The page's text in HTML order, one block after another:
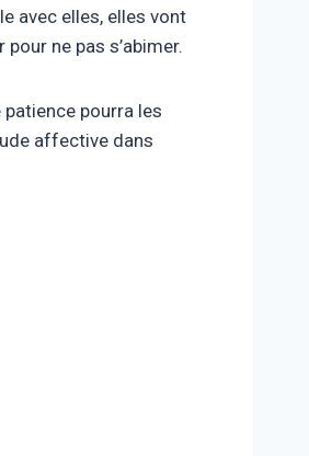
avec elles, elles vont
ne pas s’abimer.
pourra les
affective dans